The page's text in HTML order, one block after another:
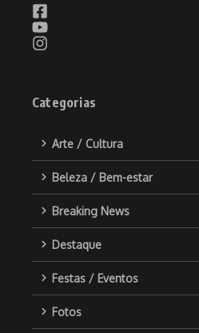
Categorias
Arte / Cultura
Beleza / Bem-estar
Breaking News
Destaque
Festas / Eventos
Fotos